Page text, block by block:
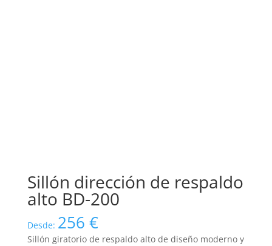
Sillón dirección de respaldo
alto BD-200
Desde: 256 €
Sillón giratorio de respaldo alto de diseño moderno y